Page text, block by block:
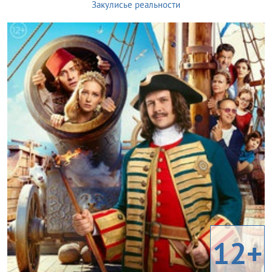
Закулисье реальности
12+